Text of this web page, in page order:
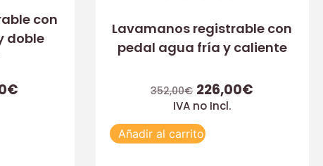
con
doble
€
Lavamanos registrable con
pedal agua fría y caliente
352,00€ 226,00€
IVA no Incl.
Añadir al carrito